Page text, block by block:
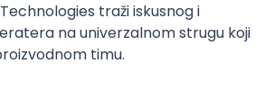
traži iskusnog i
na univerzalnom strugu koji
timu.